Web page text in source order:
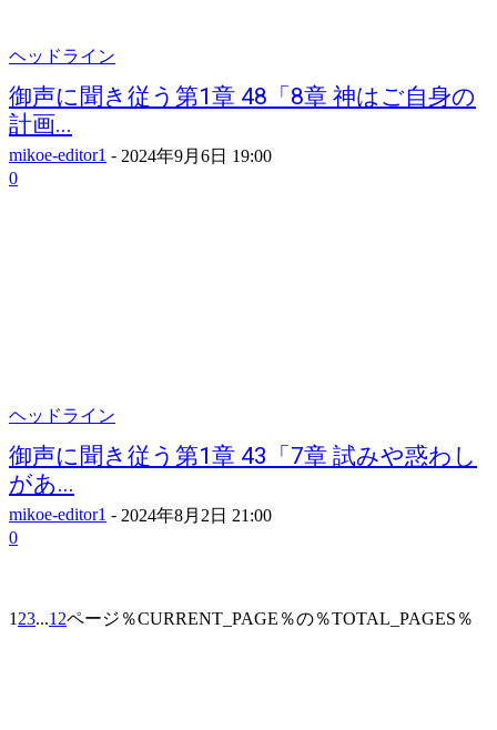
ヘッドライン
御声に聞き従う第1章 48「8章 神はご自身の
計画...
mikoe-editor1 - 2024年9月6日 19:00
0
ヘッドライン
御声に聞き従う第1章 43「7章 試みや惑わし
があ...
mikoe-editor1 - 2024年8月2日 21:00
0
1 23...12ページ％CURRENT_PAGE％の％TOTAL_PAGES％